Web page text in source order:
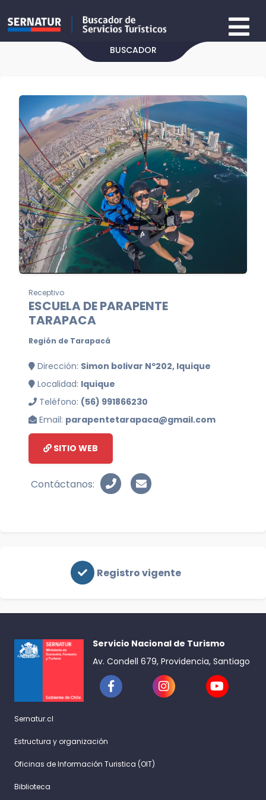
BUSCADOR
Receptivo
ESCUELA DE PARAPENTE
TARAPACA
Región de Tarapacá
Dirección: Simon bolivar Nº202, Iquique
Localidad: Iquique
Teléfono: (56) 991866230
Email: parapentetarapaca@gmail.com
SITIO WEB
Contáctanos:
Registro vigente
Servicio Nacional de Turismo
Av. Condell 679, Providencia, Santiago
Sernatur.cl
Estructura y organización
Oficinas de Información Turistica (OIT)
Biblioteca